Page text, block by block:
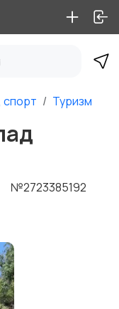
спорт Туризм
№2723385192